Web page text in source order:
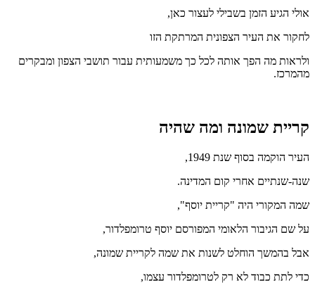
אולי הגיע הזמן בשבילי לעצור כאן,
לחקור את העיר הצפונית המרתקת הזו
ולראות מה הפך אותה לכל כך משמעותית עבור תושבי הצפון ומבקרים
מהמרכז.
קריית שמונה ומה שהיה
העיר הוקמה בסוף שנת 1949,
שנה-שנתיים אחרי קום המדינה.
שמה המקורי היה "קריית יוסף",
על שם הגיבור הלאומי המפורסם יוסף טרומפלדור,
אבל בהמשך הוחלט לשנות את שמה לקריית שמונה,
כדי לתת כבוד לא רק לטרומפלדור עצמו,